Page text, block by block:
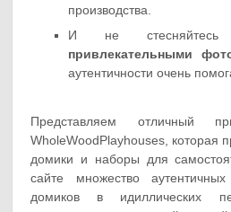
производства.
И не
привлекательными
аутентичности очень
Представляем отличный
WholeWoodPlayhouses, которая
домики и наборы для
сайте множество
домиков в идиллических